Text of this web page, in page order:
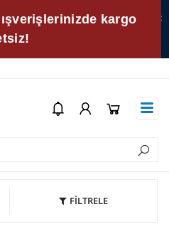
kargo
FİLTRELE